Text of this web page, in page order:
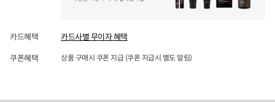
카드혜택 카드사별 무이자 혜택
쿠폰혜택 상품 구매시 쿠폰 지급 (쿠폰 지급시 별도 알림)